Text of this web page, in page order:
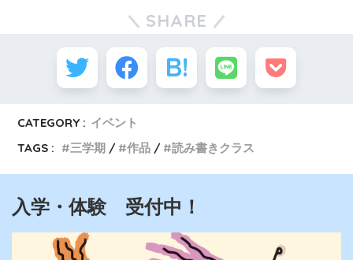
SHARE
CATEGORY : イベント
TAGS :
三学期 作品 読み書きクラス
入学・体験 受付中！